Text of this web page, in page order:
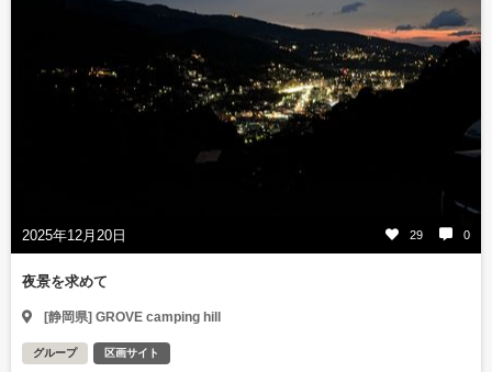
2025年12月20日 29 0
夜景を求めて
[静岡県] GROVE camping hill
グループ 区画サイト